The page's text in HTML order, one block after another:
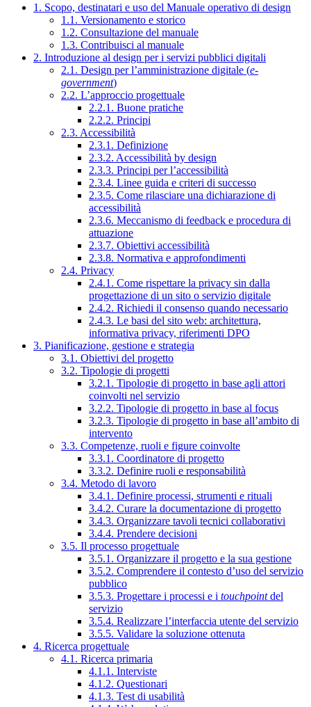
1. Scopo, destinatari e uso del Manuale operativo di design
1.1. Versionamento e storico
1.2. Consultazione del manuale
1.3. Contribuisci al manuale
2. Introduzione al design per i servizi pubblici digitali
2.1. Design per l’amministrazione digitale (e-
government)
2.2. L’approccio progettuale
2.2.1. Buone pratiche
2.2.2. Principi
2.3. Accessibilità
2.3.1. Definizione
2.3.2. Accessibilità by design
2.3.3. Principi per l’accessibilità
2.3.4. Linee guida e criteri di successo
2.3.5. Come rilasciare una dichiarazione di
accessibilità
2.3.6. Meccanismo di feedback e procedura di
attuazione
2.3.7. Obiettivi accessibilità
2.3.8. Normativa e approfondimenti
2.4. Privacy
2.4.1. Come rispettare la privacy sin dalla
progettazione di un sito o servizio digitale
2.4.2. Richiedi il consenso quando necessario
2.4.3. Le basi del sito web: architettura,
informativa privacy, riferimenti DPO
3. Pianificazione, gestione e strategia
3.1. Obiettivi del progetto
3.2. Tipologie di progetti
3.2.1. Tipologie di progetto in base agli attori
coinvolti nel servizio
3.2.2. Tipologie di progetto in base al focus
3.2.3. Tipologie di progetto in base all’ambito di
intervento
3.3. Competenze, ruoli e figure coinvolte
3.3.1. Coordinatore di progetto
3.3.2. Definire ruoli e responsabilità
3.4. Metodo di lavoro
3.4.1. Definire processi, strumenti e rituali
3.4.2. Curare la documentazione di progetto
3.4.3. Organizzare tavoli tecnici collaborativi
3.4.4. Prendere decisioni
3.5. Il processo progettuale
3.5.1. Organizzare il progetto e la sua gestione
3.5.2. Comprendere il contesto d’uso del servizio
pubblico
3.5.3. Progettare i processi e i touchpointdel
servizio
3.5.4. Realizzare l’interfaccia utente del servizio
3.5.5. Validare la soluzione ottenuta
4. Ricerca progettuale
4.1. Ricerca primaria
4.1.1. Interviste
4.1.2. Questionari
4.1.3. Test di usabilità